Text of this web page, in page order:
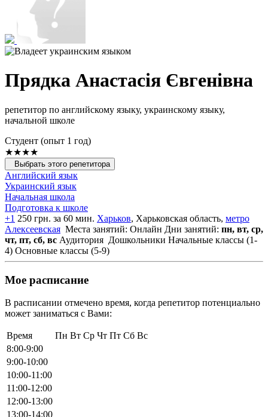
Прядка Анастасія Євгенівна
репетитор по английскому языку, украинскому языку,
начальной школе
Cтудент (опыт 1 год)
★★★★
Выбрать этого репетитора
Английский язык
Украинский язык
Начальная школа
Подготовка к школе
+1 250 грн. за 60 мин. Харьков, Харьковская область, метро
Алексеевская Места занятий: Онлайн Дни занятий: пн, вт, ср,
чт, пт, сб, вс Аудитория Дошкольники Начальные классы (1-
4) Основные классы (5-9)
Мое расписание
В расписании отмечено время, когда репетитор потенциально
может заниматься с Вами:
Время Пн Вт Ср Чт Пт Сб Вс
8:00-9:00
9:00-10:00
10:00-11:00
11:00-12:00
12:00-13:00
13:00-14:00